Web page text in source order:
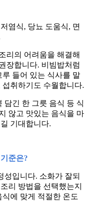
염식, 당뇨 도움식, 면
리의 어려움을 해결해
장합니다. 비빔밥처럼
들어 있는 식사를 말
취하기도 수월합니다.
담긴 한 그릇 음식 등 식
않고 맛있는 음식을 마
기대합니다.
준은?
성입니다. 소화가 잘되
리 방법을 선택했는지
에 맞게 적절한 온도